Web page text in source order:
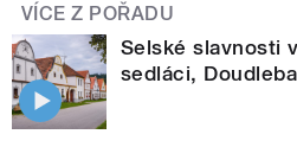
VÍCE Z POŘADU
Selské slavnosti
sedláci,